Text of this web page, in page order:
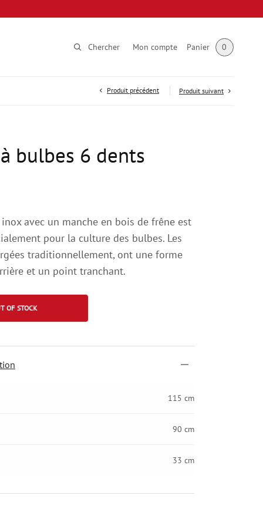
Chercher Mon compte Panier 0
Produit précédent Produit suivant
bulbes 6 dents
avec un manche en bois de frêne est
pour la culture des bulbes. Les
traditionnellement, ont une forme
et un point tranchant.
OF STOCK
115 cm
90 cm
33 cm